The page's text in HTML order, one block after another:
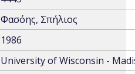
Φασόης, Σπήλιος
1986
University of Wisconsin -